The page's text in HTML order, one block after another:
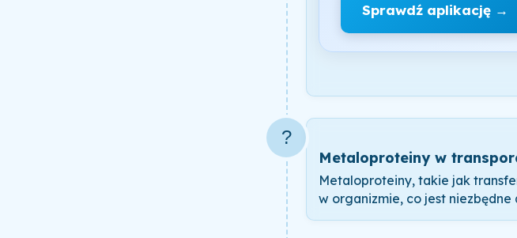
Sprawdź aplikację →
?
Metaloproteiny w
Metaloproteiny, takie jak
w organizmie, co jest